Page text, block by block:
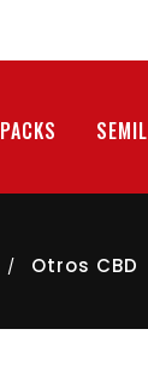
PACKS
Otros CBD